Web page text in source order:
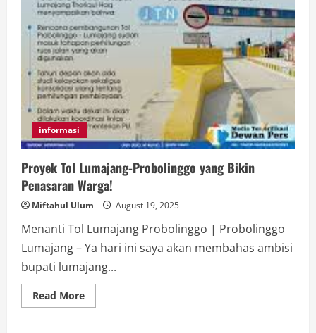
informasi
Proyek Tol Lumajang-Probolinggo yang Bikin
Penasaran Warga!
Miftahul Ulum August 19, 2025
Menanti Tol Lumajang Probolinggo | Probolinggo
Lumajang – Ya hari ini saya akan membahas ambisi
bupati lumajang...
Read MoreRead
more